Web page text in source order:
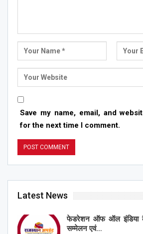
Save my name, email, and
for the next time I comment.
Latest News
फेडरेशन ऑफ ऑल इंडिया
सम्मेलन एवं…